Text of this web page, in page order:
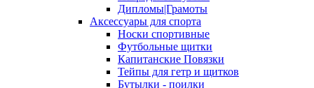
Дипломы|Грамоты
Аксессуары для спорта
Носки спортивные
Футбольные щитки
Капитанские Повязки
Тейпы для гетр и щитков
Бутылки - поилки